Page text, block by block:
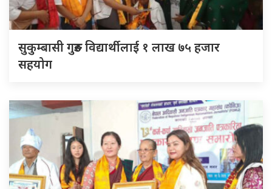
सुकुम्बासी गुरुङ विद्यार्थीलाई १ लाख ७५ हजार
सहयोग